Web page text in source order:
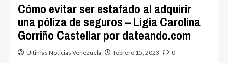
Cómo evitar ser estafado al adquirir
una póliza de seguros – Ligia Carolina
Gorriño Castellar por dateando.com
Ultimas Noticias Venezuela febrero 15, 2023 0